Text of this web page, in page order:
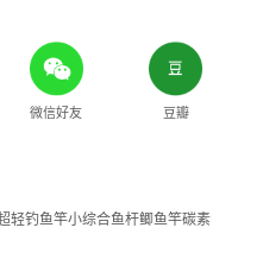
微信好友 豆瓣
轻钓鱼竿小综合鱼杆鲫鱼竿碳素